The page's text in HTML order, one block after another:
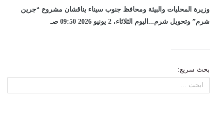
وزيرة المحليات والبيئة ومحافظ جنوب سيناء يناقشان مشروع “جرين
شرم” وتحويل شرم...اليوم الثلاثاء، 2 يونيو 2026 09:50 صـ
بحث سريع: